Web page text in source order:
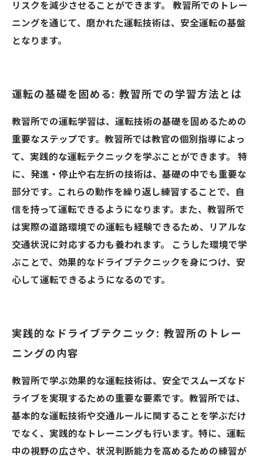
リスクを減少させることができます。 教習所でのトレー
ニングを通じて、磨かれた運転技術は、安全運転の基盤
となります。
運転の基礎を固める: 教習所での学習方法とは
教習所での運転学習は、運転技術の基礎を固めるための
重要なステップです。教習所では教官の個別指導によっ
て、実践的な運転テクニックを学ぶことができます。 特
に、発進・停止や右左折の技術は、基礎の中でも重要な
部分です。これらの動作を繰り返し練習することで、自
信を持って運転できるようになります。また、教習所で
は実際の道路環境での運転も経験できるため、リアルな
交通状況に対応する力も養われます。 こうした環境で学
ぶことで、効果的なドライブテクニックを身につけ、安
心して運転できるようになるのです。
実践的なドライブテクニック: 教習所のトレー
ニングの内容
教習所で学ぶ効果的な運転技術は、安全でスムーズなド
ライブを実現するための重要な要素です。教習所では、
基本的な運転技術や交通ルールに関することを学ぶだけ
でなく、実践的なトレーニングも行います。特に、運転
中の視野の広さや、状況判断能力を高めるための練習が